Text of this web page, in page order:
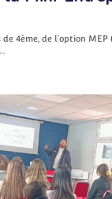
de 4ème, de l’option